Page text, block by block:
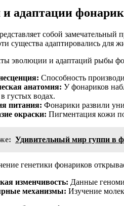
адаптации
собой
существа адаптировались для
эволюции и адаптаций рыбы
Способность
анатомия: У фонариков
густых водах.
питания: Фонарики развили
окраски: Пигментация кожи
Удивительный мир гуппи в
генетики фонариков
изменчивость: Данные
механизмы: Изучение